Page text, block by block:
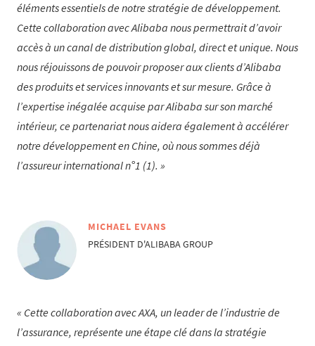
éléments essentiels de notre stratégie de développement.
Cette collaboration avec Alibaba nous permettrait d’avoir
accès à un canal de distribution global, direct et unique. Nous
nous réjouissons de pouvoir proposer aux clients d’Alibaba
des produits et services innovants et sur mesure. Grâce à
l’expertise inégalée acquise par Alibaba sur son marché
intérieur, ce partenariat nous aidera également à accélérer
notre développement en Chine, où nous sommes déjà
l’assureur international n°1 (1).
MICHAEL EVANS
PRÉSIDENT D'ALIBABA GROUP
Cette collaboration avec AXA, un leader de l’industrie de
l’assurance, représente une étape clé dans la stratégie